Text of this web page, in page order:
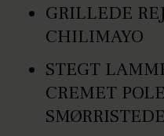
GRILLEDE
CHILIMAYO
STEGT
CREMET